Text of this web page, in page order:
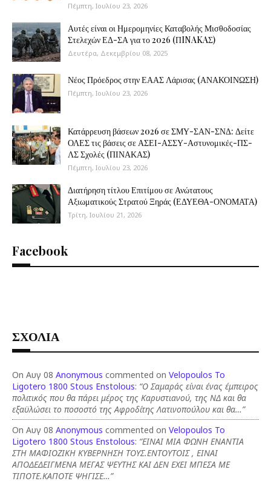
Πέμπτη, Ιουλίου 23, 2026
Αυτές είναι οι Ημερομηνίες Καταβολής Μισθοδοσίας
Στελεχών ΕΔ-ΣΑ για το 2026 (ΠINAKAΣ)
Δευτέρα, Δεκεμβρίου 08, 2025
Νέος Πρόεδρος στην ΕΑΑΣ Λάρισας (ΑΝΑΚΟΙΝΩΣΗ)
Πέμπτη, Ιουλίου 23, 2026
Κατάρρευση βάσεων 2026 σε ΣΜΥ-ΣΑΝ-ΣΝΔ: Δείτε
ΟΛΕΣ τις βάσεις σε ΑΣΕΙ-ΑΣΣΥ-Αστυνομικές-ΠΣ-
ΛΣ Σχολές (ΠΙΝΑΚΑΣ)
Πέμπτη, Ιουλίου 23, 2026
Διατήρηση τίτλου Επιτίμου σε Ανώτατους
Αξιωματικούς Στρατού Ξηράς (ΕΔΥΕΘΑ-ΟΝΟΜΑΤΑ)
Τρίτη, Ιουλίου 21, 2026
Facebook
ΣΧΟΛΙΑ
On Αυγ 08 Anonymous commented on Velopoulos To
Ligotero 1800 Stous Enstolous: “Ο Σαμαράς είναι ένας έμπειρος
πολιτικός που θα πάρει μέρος της Καρυστιανού, της ΝΔ και θα
εξαϋλώσει το ποσοστό της Αφροδίτης Λατινοπούλου και θα…”
On Αυγ 08 Anonymous commented on Velopoulos To
Ligotero 1800 Stous Enstolous: “ΕΙΝΑΙ ΜΙΑ ΦΩΝΗ ΕΝΑΝΤΙΑ
ΣΤΗ ΜΑΦΙΟΖΙΚΗ ΚΥΒΕΡΝΗΣΗ ΤΟΥΣ.ΕΝΤΟΥΤΟΙΣ , ΕΙΝΑΙ
ΑΠΟΔΕΔΕΙΓΜΕΝΑ ΜΕΓΑΣ ΨΕΥΤΗΣ ΚΑΙ ΔΕΝ ΕΧΕΙ ΜΠΕΣΑ ΜΕ
ΤΙΠΟΤΕ.ΚΑΠΟΤΕ ΨΗΓΙΣΕ…”